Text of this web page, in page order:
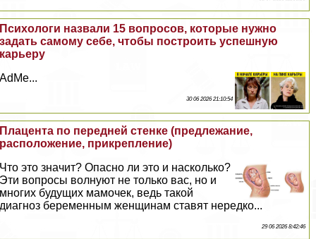
Психологи назвали 15 вопросов, которые нужно
задать самому себе, чтобы построить успешную
карьеру
AdMe...
30 06 2026 21:10:54
Плацента по передней стенке (предлежание,
расположение, прикрепление)
Что это значит? Опасно ли это и насколько?
Эти вопросы волнуют не только вас, но и
многих будущих мамочек, ведь такой
диагноз беременным женщинам ставят нередко...
29 06 2026 8:42:46